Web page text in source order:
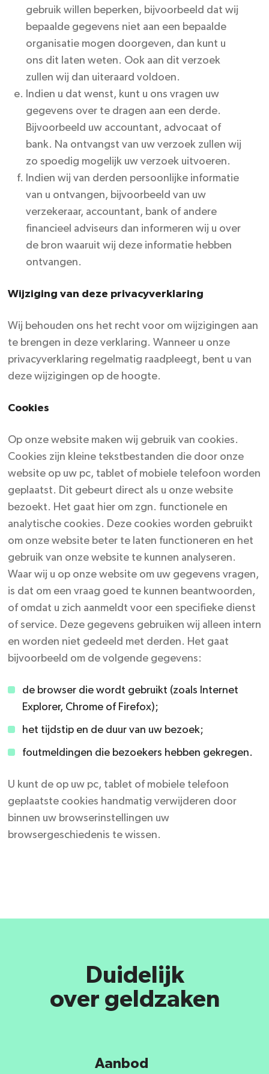
gebruik willen beperken, bijvoorbeeld dat wij
bepaalde gegevens niet aan een bepaalde
organisatie mogen doorgeven, dan kunt u
ons dit laten weten. Ook aan dit verzoek
zullen wij dan uiteraard voldoen.
Indien u dat wenst, kunt u ons vragen uw
gegevens over te dragen aan een derde.
Bijvoorbeeld uw accountant, advocaat of
bank. Na ontvangst van uw verzoek zullen wij
zo spoedig mogelijk uw verzoek uitvoeren.
Indien wij van derden persoonlijke informatie
van u ontvangen, bijvoorbeeld van uw
verzekeraar, accountant, bank of andere
financieel adviseurs dan informeren wij u over
de bron waaruit wij deze informatie hebben
ontvangen.
Wijziging van deze privacyverklaring
Wij behouden ons het recht voor om wijzigingen aan
te brengen in deze verklaring. Wanneer u onze
privacyverklaring regelmatig raadpleegt, bent u van
deze wijzigingen op de hoogte.
Cookies
Op onze website maken wij gebruik van cookies.
Cookies zijn kleine tekstbestanden die door onze
website op uw pc, tablet of mobiele telefoon worden
geplaatst. Dit gebeurt direct als u onze website
bezoekt. Het gaat hier om zgn. functionele en
analytische cookies. Deze cookies worden gebruikt
om onze website beter te laten functioneren en het
gebruik van onze website te kunnen analyseren.
Waar wij u op onze website om uw gegevens vragen,
is dat om een vraag goed te kunnen beantwoorden,
of omdat u zich aanmeldt voor een specifieke dienst
of service. Deze gegevens gebruiken wij alleen intern
en worden niet gedeeld met derden. Het gaat
bijvoorbeeld om de volgende gegevens:
de browser die wordt gebruikt (zoals Internet
Explorer, Chrome of Firefox);
het tijdstip en de duur van uw bezoek;
foutmeldingen die bezoekers hebben gekregen.
U kunt de op uw pc, tablet of mobiele telefoon
geplaatste cookies handmatig verwijderen door
binnen uw browserinstellingen uw
browsergeschiedenis te wissen.
Duidelijk
over geldzaken
Aanbod